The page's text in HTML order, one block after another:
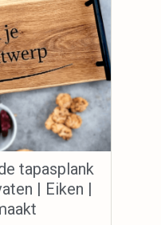
tapasplank
| Eiken |